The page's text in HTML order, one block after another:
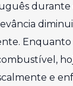
durante
e